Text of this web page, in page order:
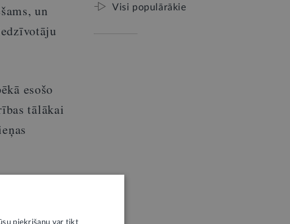
un
esošo
tālākai
Visi populārākie